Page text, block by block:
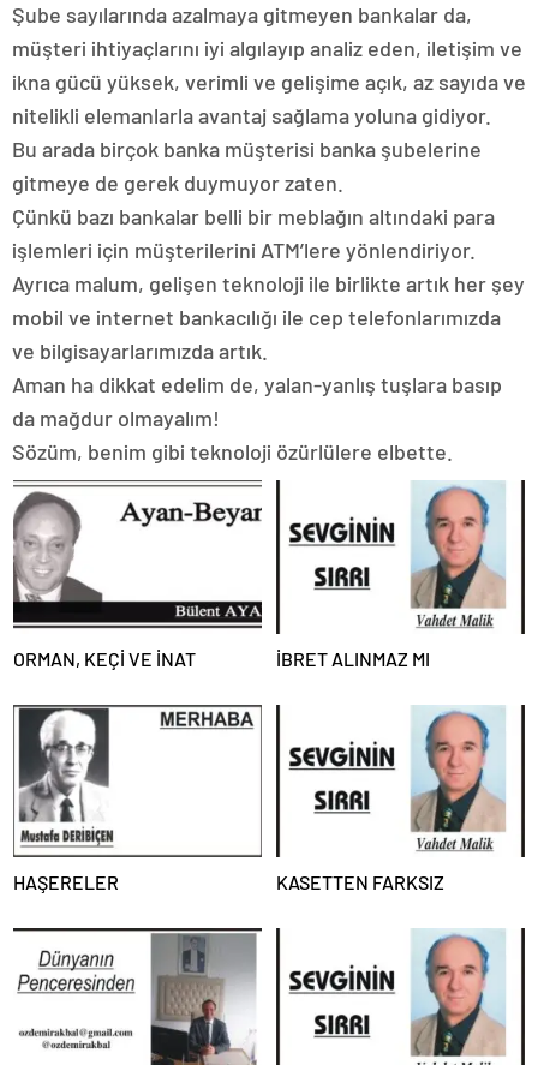
Şube sayılarında azalmaya gitmeyen bankalar da,
müşteri ihtiyaçlarını iyi algılayıp analiz eden, iletişim ve
ikna gücü yüksek, verimli ve gelişime açık, az sayıda ve
nitelikli elemanlarla avantaj sağlama yoluna gidiyor.
Bu arada birçok banka müşterisi banka şubelerine
gitmeye de gerek duymuyor zaten.
Çünkü bazı bankalar belli bir meblağın altındaki para
işlemleri için müşterilerini ATM’lere yönlendiriyor.
Ayrıca malum, gelişen teknoloji ile birlikte artık her şey
mobil ve internet bankacılığı ile cep telefonlarımızda
ve bilgisayarlarımızda artık.
Aman ha dikkat edelim de, yalan-yanlış tuşlara basıp
da mağdur olmayalım!
Sözüm, benim gibi teknoloji özürlülere elbette.
ORMAN, KEÇİ VE İNAT İBRET ALINMAZ MI
HAŞERELER KASETTEN FARKSIZ